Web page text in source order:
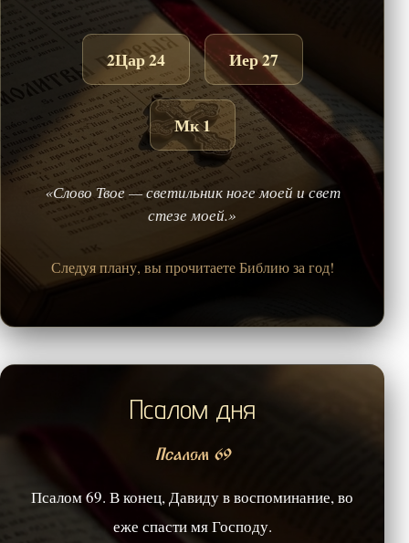
2Цар 24 Иер 27
Мк 1
«Слово Твое — светильник ноге моей и свет
стезе моей.»
Следуя плану, вы прочитаете Библию за год!
Псалом дня
Псалом 69
Псалом 69. В конец, Давиду в воспоминание, во
еже спасти мя Господу.